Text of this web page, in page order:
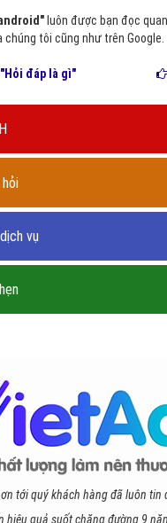
luôn được bạn đọc
tôi cũng như trên Google.
"Hỏi đáp là gì"
vụ
tới quý khách hàng đã luôn tin
hiệu quả suốt chặng đường 9